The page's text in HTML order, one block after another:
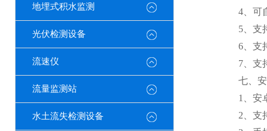
地埋式积水监测
光伏检测设备
流速仪
流量监测站
水土流失检测设备
4、可自
5、支持
6、支持
7、支持
七、安
1、安卓
2、支持